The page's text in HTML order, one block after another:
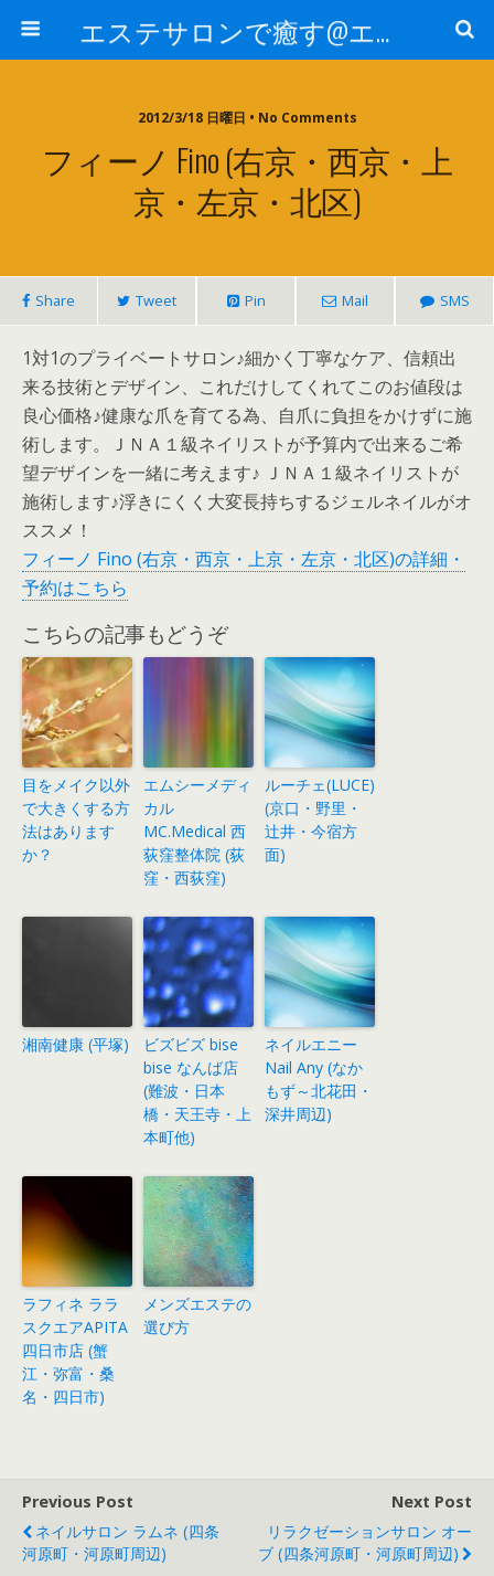
エステサロンで癒す@エステ～全国エステ情報
2012/3/18 日曜日 • No Comments
フィーノ Fino (右京・西京・上
京・左京・北区)
Share Tweet Pin Mail SMS
1対1のプライベートサロン♪細かく丁寧なケア、信頼出
来る技術とデザイン、これだけしてくれてこのお値段は
良心価格♪健康な爪を育てる為、自爪に負担をかけずに施
術します。ＪＮＡ１級ネイリストが予算内で出来るご希
望デザインを一緒に考えます♪ ＪＮＡ１級ネイリストが
施術します♪浮きにくく大変長持ちするジェルネイルがオ
ススメ！
フィーノ Fino (右京・西京・上京・左京・北区)の詳細・
予約はこちら
こちらの記事もどうぞ
目をメイク以外
で大きくする方
法はあります
か？
エムシーメディ
カル
MC.Medical 西
荻窪整体院 (荻
窪・西荻窪)
ルーチェ(LUCE)
(京口・野里・
辻井・今宿方
面)
湘南健康 (平塚)
ビズビズ bise
bise なんば店
(難波・日本
橋・天王寺・上
本町他)
ネイルエニー
Nail Any (なか
もず～北花田・
深井周辺)
ラフィネ ララ
スクエアAPITA
四日市店 (蟹
江・弥富・桑
名・四日市)
メンズエステの
選び方
Previous Post
ネイルサロン ラムネ (四条
河原町・河原町周辺)
Next Post
リラクゼーションサロン オー
ブ (四条河原町・河原町周辺)